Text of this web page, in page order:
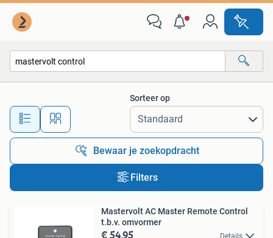
Alle afstanden…
Sorteer op
Bewaar je zoekopdracht
Filters
Mastervolt AC Master Remote Control
t.b.v. omvormer
€ 54,95 Details